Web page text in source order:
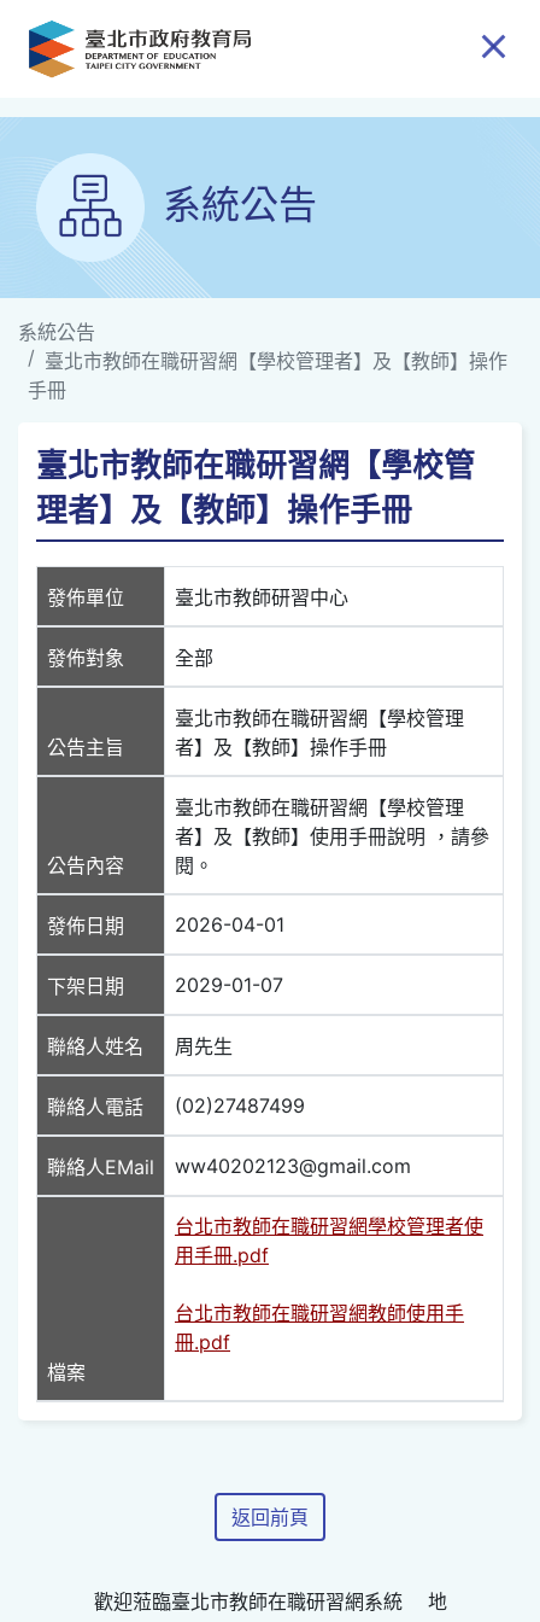
跳到主要內容
系統公告
系統公告
臺北市教師在職研習網【學校管理者】及【教師】操作
手冊
臺北市教師在職研習網【學校管
理者】及【教師】操作手冊
發佈單位 臺北市教師研習中心
發佈對象 全部
公告主旨
臺北市教師在職研習網【學校管理
者】及【教師】操作手冊
公告內容
臺北市教師在職研習網【學校管理
者】及【教師】使用手冊說明 ，請參
閱。
發佈日期 2026-04-01
下架日期 2029-01-07
聯絡人姓名 周先生
聯絡人電話 (02)27487499
聯絡人EMail ww40202123@gmail.com
檔案
台北市教師在職研習網學校管理者使
用手冊.pdf
台北市教師在職研習網教師使用手
冊.pdf
返回前頁
歡迎蒞臨臺北市教師在職研習網系統 地